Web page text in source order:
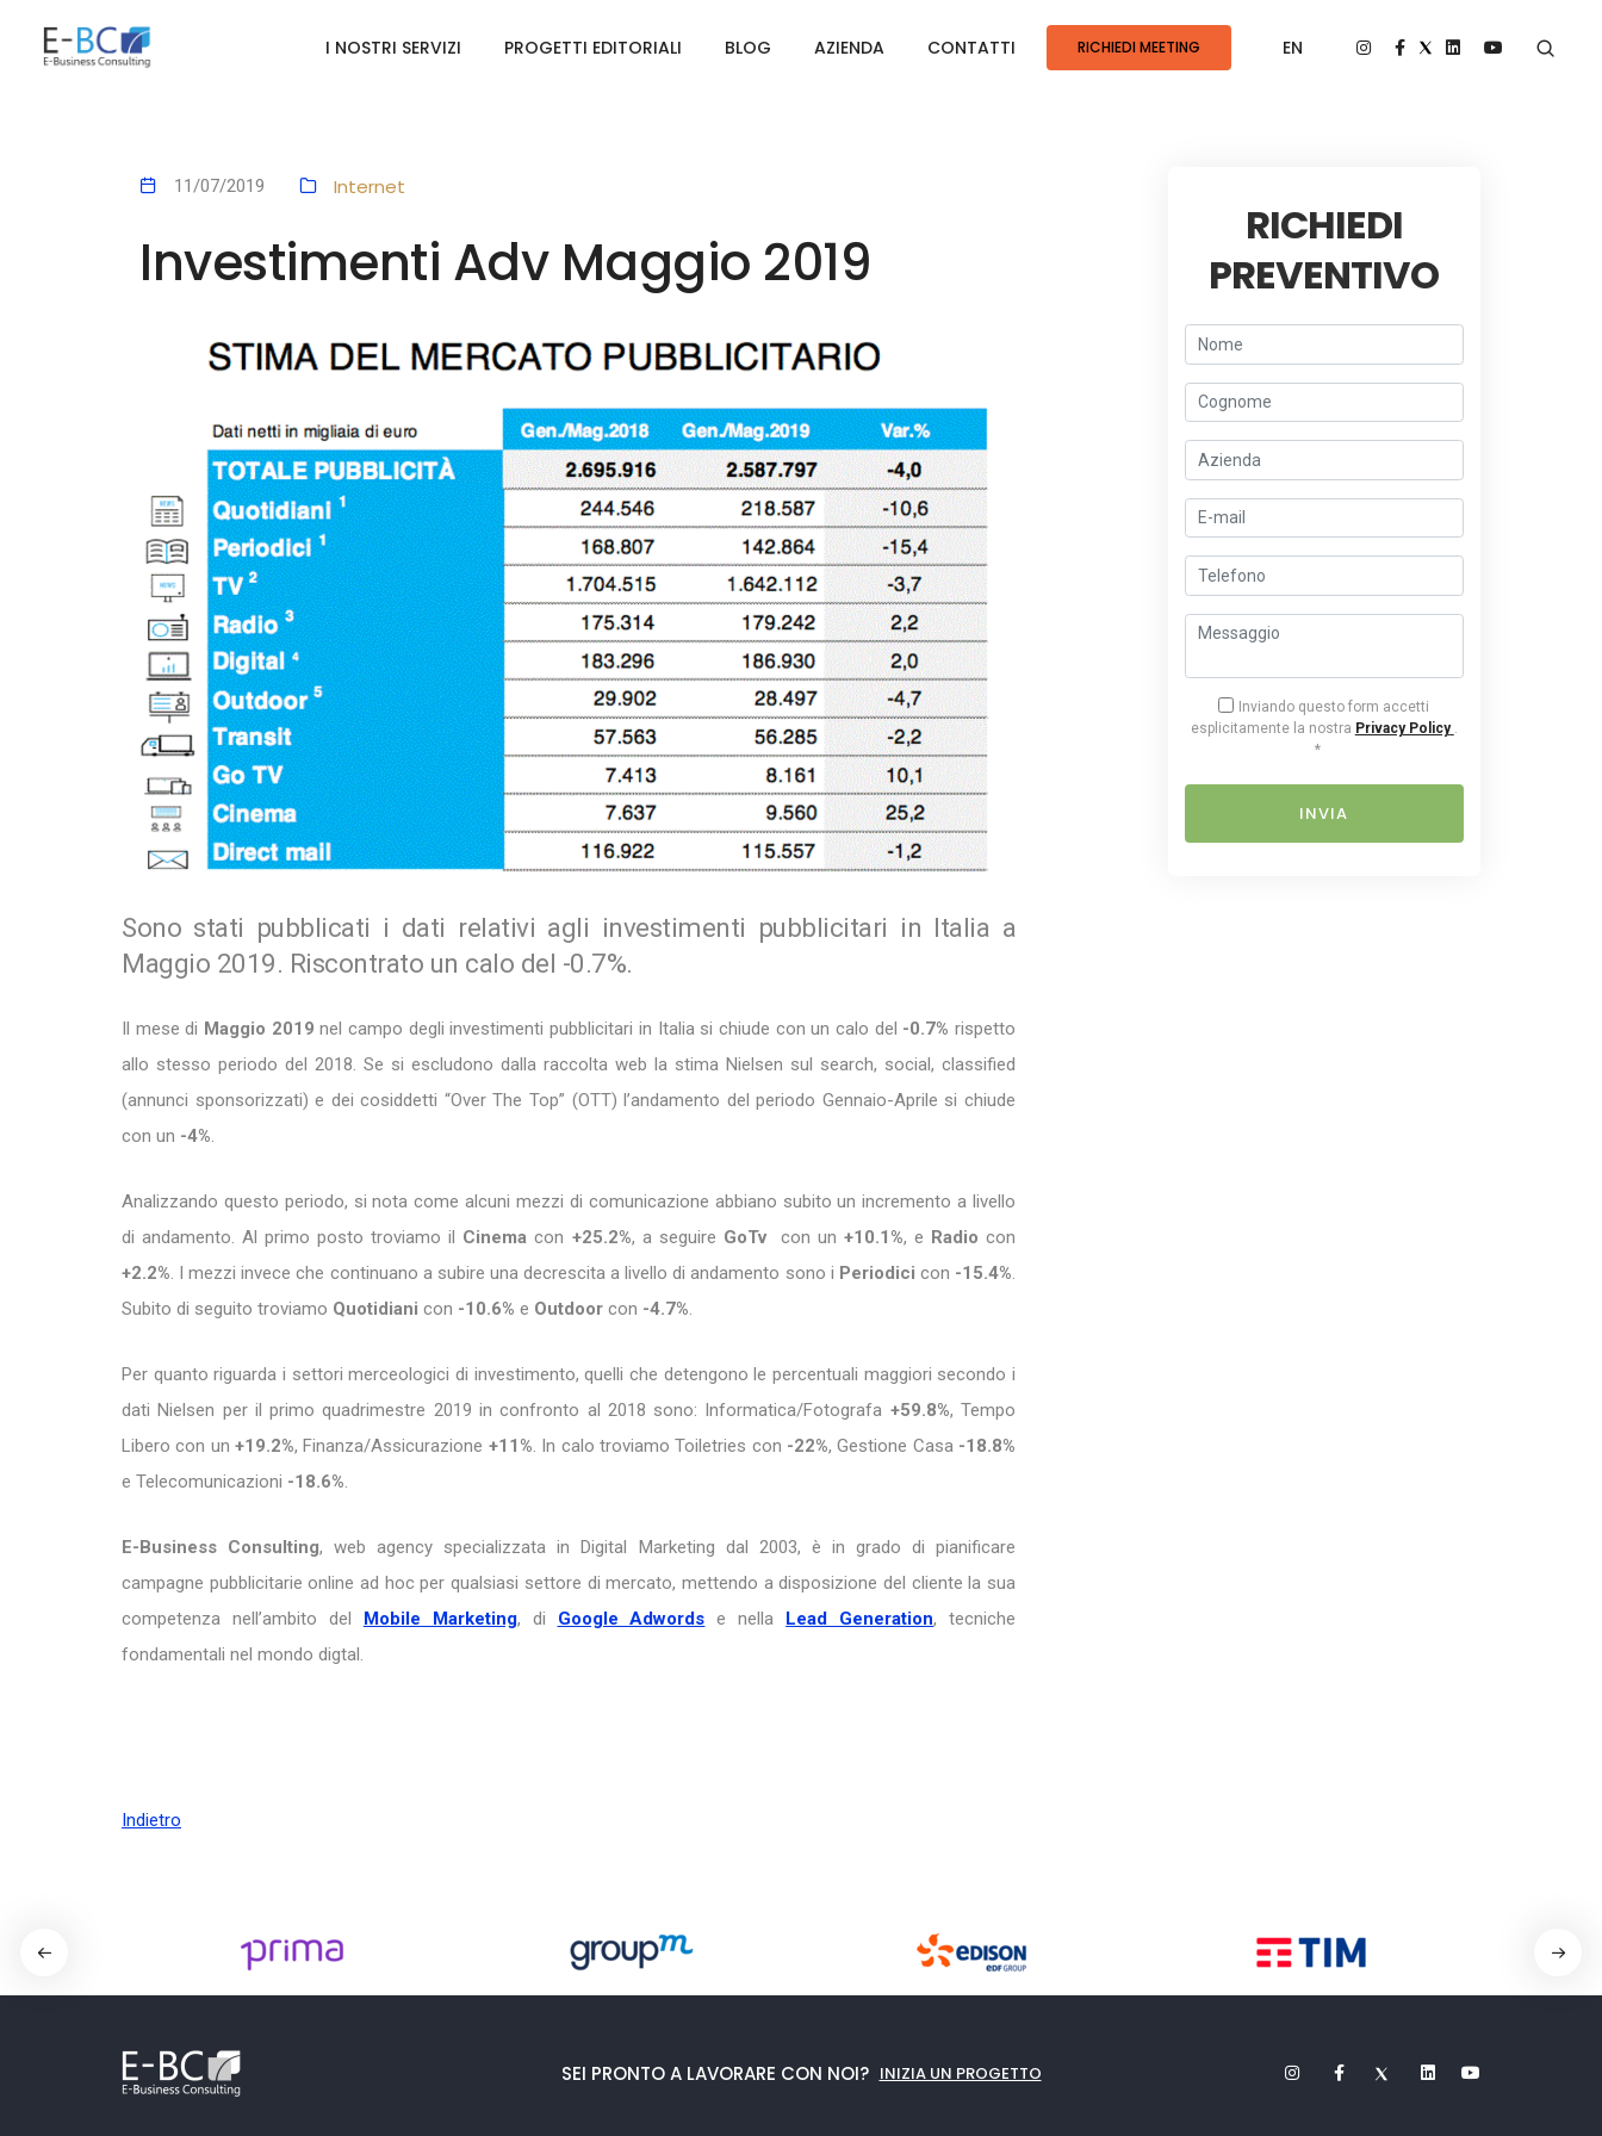
I NOSTRI SERVIZI PROGETTI EDITORIALI BLOG AZIENDA CONTATTI RICHIEDI MEETING EN
11/07/2019 Internet
Investimenti Adv Maggio 2019
Sono stati pubblicati i dati relativi agli investimenti pubblicitari in Italia a
Maggio 2019. Riscontrato un calo del -0.7%.
Il mese di Maggio 2019nel campo degli investimenti pubblicitari in Italia si chiude con un calo del -0.7% rispetto
allo stesso periodo del 2018. Se si escludono dalla raccolta web la stima Nielsen sul search, social, classified
(annunci sponsorizzati) e dei cosiddetti “Over The Top” (OTT) l’andamento del periodo Gennaio-Aprile si chiude
con un -4%.
Analizzando questo periodo, si nota come alcuni mezzi di comunicazione abbiano subito un incremento a livello
di andamento. Al primo posto troviamo il Cinemacon +25.2%, a seguire GoTvcon un +10.1%, e Radiocon
+2.2%. I mezzi invece che continuano a subire una decrescita a livello di andamento sono i Periodici con -15.4%.
Subito di seguito troviamo Quotidiani con -10.6% e Outdoor con -4.7%.
Per quanto riguarda i settori merceologici di investimento, quelli che detengono le percentuali maggiori secondo i
dati Nielsen per il primo quadrimestre 2019 in confronto al 2018 sono: Informatica/Fotografa +59.8%, Tempo
Libero con un+19.2%, Finanza/Assicurazione +11%. In calo troviamo Toiletries con -22%, Gestione Casa-18.8%
e Telecomunicazioni -18.6%.
E-Business Consulting, web agency specializzata in Digital Marketing dal 2003, è in grado di pianificare
campagne pubblicitarie online ad hoc per qualsiasi settore di mercato, mettendo a disposizione del cliente la sua
competenza nell’ambito del Mobile Marketing, di Google Adwords e nella Lead Generation, tecniche
fondamentali nel mondo digtal.
Indietro
RICHIEDI
PREVENTIVO
Inviando questo form accetti
esplicitamente la nostra Privacy Policy .
*
INVIA
SEI PRONTO A LAVORARE CON NOI? INIZIA UN PROGETTO